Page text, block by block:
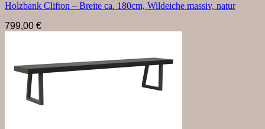
Holzbank Clifton – Breite ca. 180cm, Wildeiche massiv, natur
799,00 €